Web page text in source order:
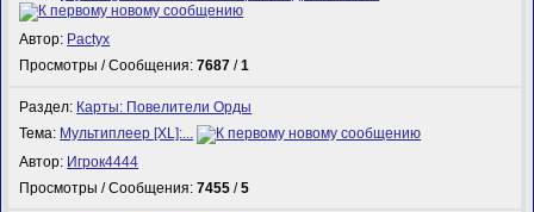
Автор: Pactyx
Просмотры / Сообщения:7687 /1
Раздел: Карты: Повелители Орды
Тема: Мультиплеер [XL]:...
Автор: Игрок4444
Просмотры / Сообщения:7455 /5